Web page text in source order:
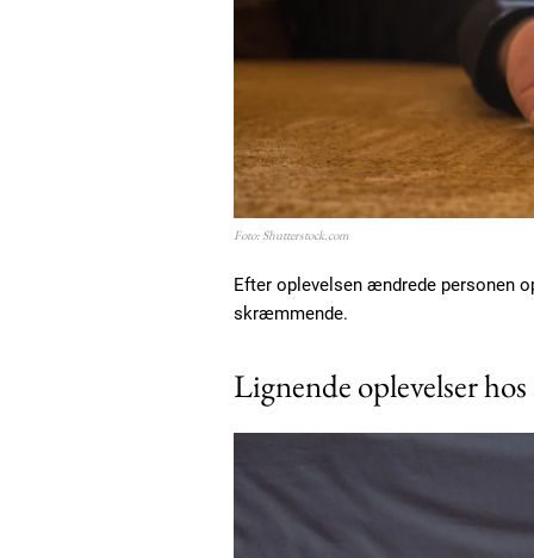
Foto: Shutterstock.com
Efter oplevelsen ændrede personen
skræmmende.
Lignende oplevelser